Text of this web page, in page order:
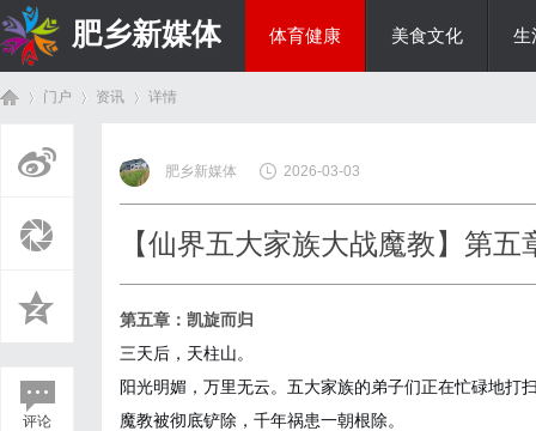
肥乡新媒体 体育健康 美食文化 生
门户 资讯
›
详情
评论
肥乡新媒体 2026-03-03
【仙界五大家族大战魔教】第五
第五章：凯旋而归
三天后，天柱山。
阳光明媚，万里无云。五大家族的弟子们正在忙碌地打
魔教被彻底铲除，千年祸患一朝根除。